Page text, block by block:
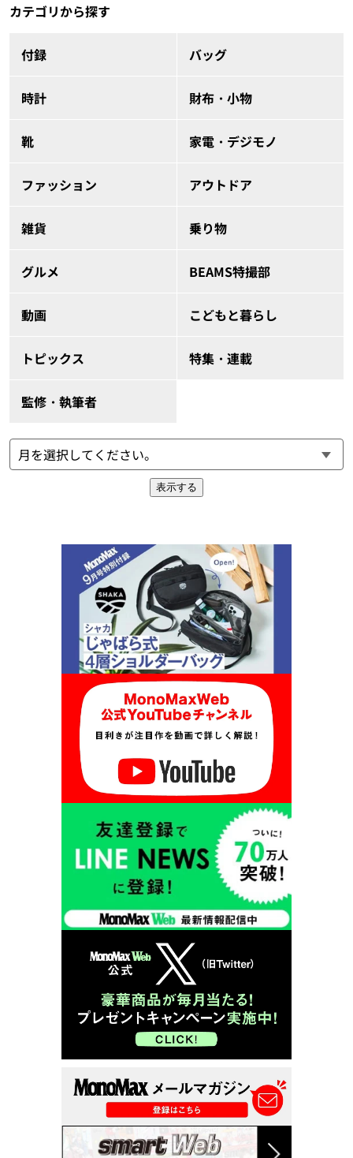
カテゴリから探す
付録 バッグ
時計 財布・小物
靴 家電・デジモノ
ファッション アウトドア
雑貨 乗り物
グルメ BEAMS特撮部
動画 こどもと暮らし
トピックス 特集・連載
監修・執筆者
表示する